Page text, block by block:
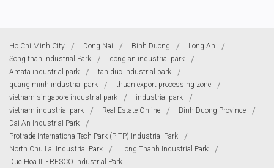
Ho Chi Minh City Dong Nai Binh Duong
Long An
Song than industrial Park
dong an industrial park
Amata industrial park
tan duc industrial park
quang minh industrial park
thuan export processing zone
vietnam singapore industrial park
industrial park
vietnam industrial park
Real Estate Online
Binh Duong Province
Dai An Industrial Park
Protrade InternationalTech Park (PITP) Industrial Park
North Chu Lai Industrial Park
Long Thanh Industrial Park
Duc Hoa III - RESCO Industrial Park